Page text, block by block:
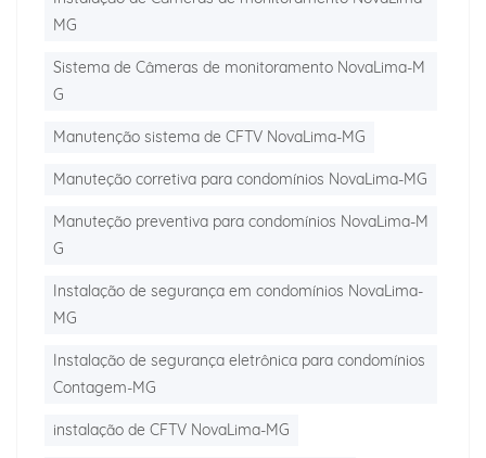
MG
Sistema de Câmeras de monitoramento NovaLima-M
G
Manutenção sistema de CFTV NovaLima-MG
Manuteção corretiva para condomínios NovaLima-MG
Manuteção preventiva para condomínios NovaLima-M
G
Instalação de segurança em condomínios NovaLima-
MG
Instalação de segurança eletrônica para condomínios
Contagem-MG
instalação de CFTV NovaLima-MG